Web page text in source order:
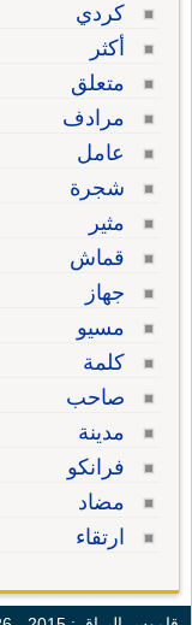
كردي
أكثر
متعلق
مرادف
عامل
شجرة
مثير
قماش
جهاز
مسيو
كلمة
صاحب
مدينة
فرانكو
مضاد
ارتقاء